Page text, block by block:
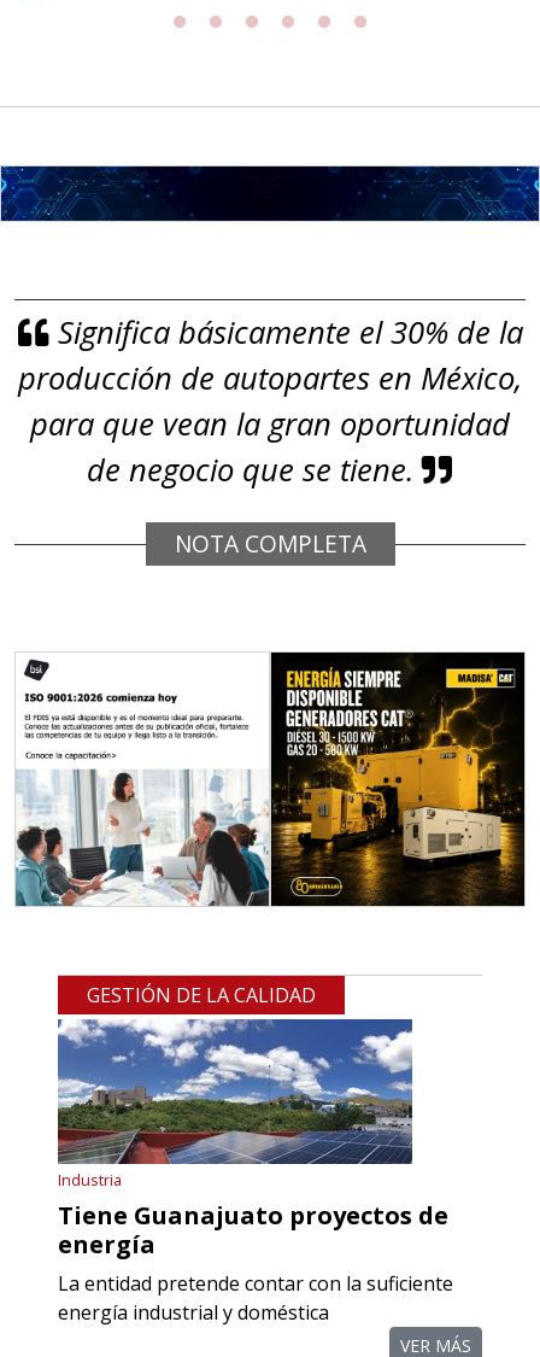
Especificaciones:
gestión ambiental.
Empresa en Jalisco
Requiere:
GRAFITO
Especificaciones:
De alta pureza y composición
Garantizar composición química y
de calidad y gestión ambiental.
Aplicar al Requerimiento
Empresa en Querétaro
Requiere:
REFACCIONES PARA
MAQUINARIA INDUSTRIAL
Requisitos: Otorgar condiciones de
crédito acordes a las políticas del
grupo, contar con instalaciones
cercanas a la región y otorgar
referencias comerciales.
Aplicar al Requerimiento
Empresa en Querétaro
Requiere:
REFACCIONES PARA
Significa básicamente el 30% de la
producción de autopartes en México,
para que vean la gran oportunidad
de negocio que se tiene.
NOTA COMPLETA
GESTIÓN DE LA CALIDAD
Industria
Tiene Guanajuato proyectos de
energía
La entidad pretende contar con la suficiente
energía industrial y doméstica
VER MÁS